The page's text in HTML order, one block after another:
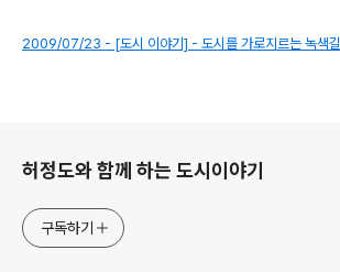
2009/07/23 - [도시 이야기] - 도시를 가로지르는 녹색길
허정도와 함께 하는 도시이야기
구독하기